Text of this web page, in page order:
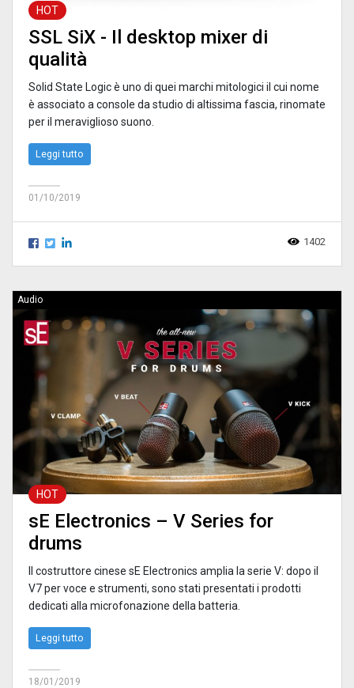
HOT
SSL SiX - Il desktop mixer di
qualità
Solid State Logic è uno di quei marchi mitologici il cui nome
è associato a console da studio di altissima fascia, rinomate
per il meraviglioso suono.
Leggi tutto
01/10/2019
1402
Audio
HOT
sE Electronics – V Series for
drums
Il costruttore cinese sE Electronics amplia la serie V: dopo il
V7 per voce e strumenti, sono stati presentati i prodotti
dedicati alla microfonazione della batteria.
Leggi tutto
18/01/2019